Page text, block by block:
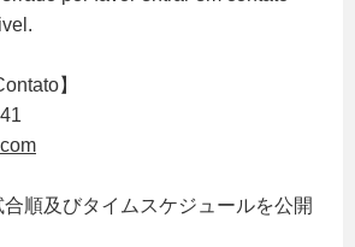
】
順及びタイムスケジュールを公開